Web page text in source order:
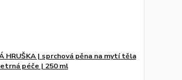
HRUŠKA | sprchová pěna na mytí těla
péče | 250 ml